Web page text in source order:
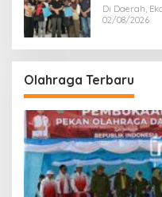
Di Daerah,
02/08/2026
Olahraga Terbaru